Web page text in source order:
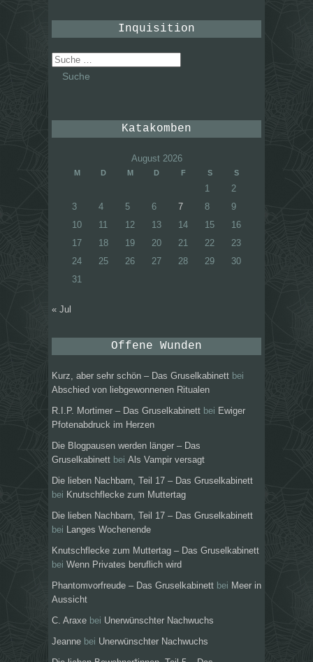
Inquisition
Suche
nach:
Katakomben
August 2026
M D M D F S S
1
2
3
4 5 6 7 8
9
10
11 12 13 14 15
16
17
18 19 20 21 22
23
24
25 26 27 28 29
30
31
« Jul
Offene Wunden
Kurz, aber sehr schön – Das Gruselkabinett bei
Abschied von liebgewonnenen Ritualen
R.I.P. Mortimer – Das Gruselkabinett bei Ewiger
Pfotenabdruck im Herzen
Die Blogpausen werden länger – Das
Gruselkabinett bei Als Vampir versagt
Die lieben Nachbarn, Teil 17 – Das Gruselkabinett
bei Knutschflecke zum Muttertag
Die lieben Nachbarn, Teil 17 – Das Gruselkabinett
bei
Langes Wochenende
Knutschflecke zum Muttertag – Das Gruselkabinett
bei Wenn Privates beruflich wird
Phantomvorfreude – Das Gruselkabinett bei Meer in
Aussicht
C. Araxe bei Unerwünschter Nachwuchs
Jeanne bei Unerwünschter Nachwuchs